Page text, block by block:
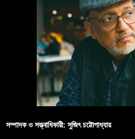
সম্পাদক ও সত্ত্বাধিকারী: সুজিৎ চট্টোপাধ্যায়